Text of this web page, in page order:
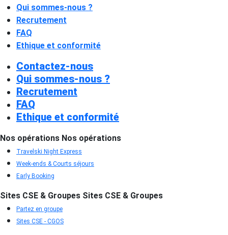
Qui sommes-nous ?
Recrutement
FAQ
Ethique et conformité
Contactez-nous
Qui sommes-nous ?
Recrutement
FAQ
Ethique et conformité
Nos opérations Nos opérations
Travelski Night Express
Week-ends & Courts séjours
Early Booking
Sites CSE & Groupes Sites CSE & Groupes
Partez en groupe
Sites CSE - CGOS